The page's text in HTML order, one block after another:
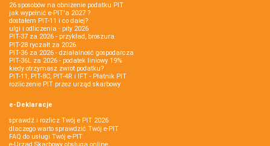
26 sposobów na obniżenie podatku PIT
jak wypełnić e-PIT'a 2027 ?
dostałem PIT-11 i co dalej?
ulgi i odliczenia - pity 2026
PIT-37 za 2026 - przykład, broszura
PIT-28 ryczałt za 2026
PIT-36 za 2026 - działalność gospodarcza
PIT-36L za 2026 - podatek liniowy 19%
kiedy otrzymasz zwrot podatku?
PIT-11, PIT-8C, PIT-4R i IFT - Płatnik PIT
rozliczenie PIT przez urząd skarbowy
e-Deklaracje
sprawdź i rozlicz Twój e PIT 2026
dlaczego warto sprawdzić Twój e-PIT
FAQ do usługi Twój e-PIT